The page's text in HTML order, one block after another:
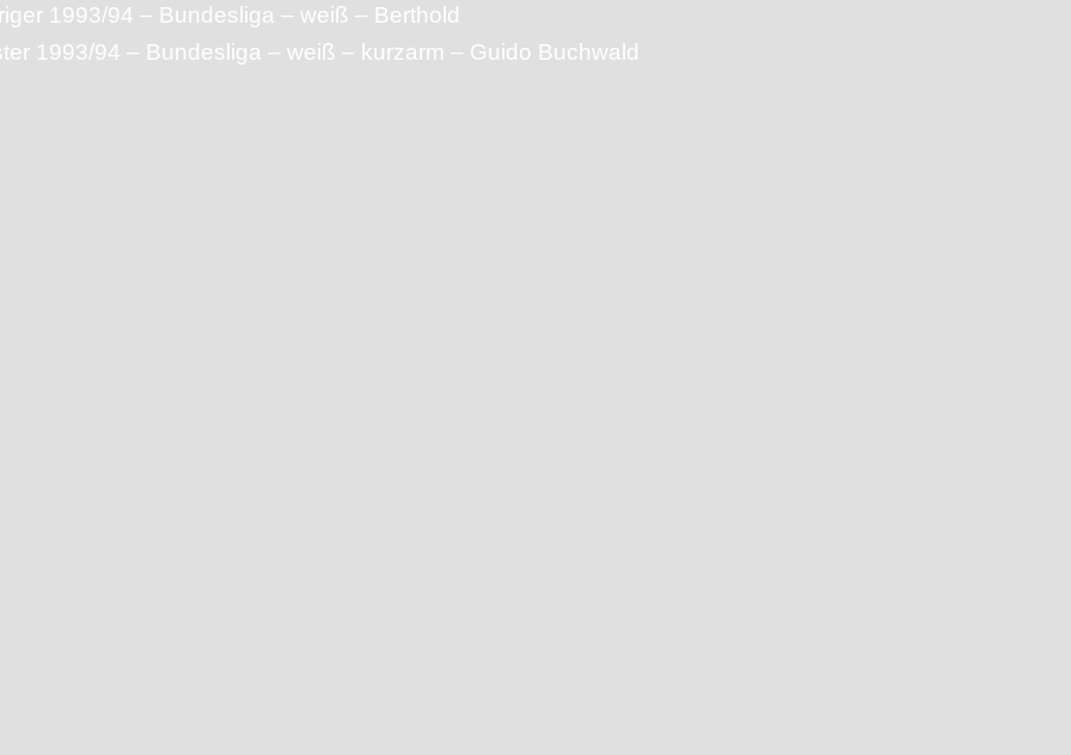
Vorheriger
Beitrag:
1993/94 – Bundesliga – weiß – Berthold
Nächster
1993/94 – Bundesliga – weiß – kurzarm – Guido Buchwald